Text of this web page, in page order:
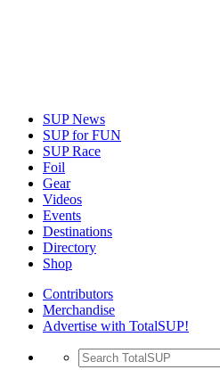
SUP News
SUP for FUN
SUP Race
Foil
Gear
Videos
Events
Destinations
Directory
Shop
Contributors
Merchandise
Advertise with TotalSUP!